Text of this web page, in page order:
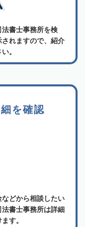
書士事務所を検
れますので、紹介
。
を確認
どから相談したい
書士事務所は詳細
す。